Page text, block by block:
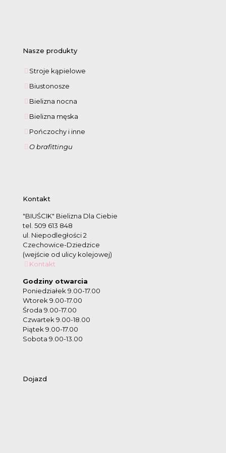
Nasze produkty
Stroje kąpielowe
Biustonosze
Bielizna nocna
Bielizna męska
Pończochy i inne
O brafittingu
Kontakt
"BIUŚCIK" Bielizna Dla Ciebie
tel. 509 613 848
ul. Niepodległości 2
Czechowice-Dziedzice
(wejście od ulicy kolejowej)
Kontakt
Godziny otwarcia
Poniedziałek 9.00-17.00
Wtorek 9.00-17.00
Środa 9.00-17.00
Czwartek 9.00-18.00
Piątek 9.00-17.00
Sobota 9.00-13.00
Dojazd